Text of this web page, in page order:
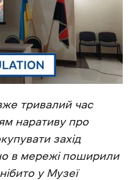
тривалий час
наративу про
захід
в мережі поширили
у Музеї